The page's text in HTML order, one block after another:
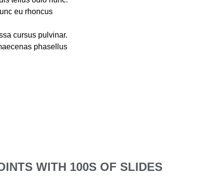
eu rhoncus
cursus pulvinar.
phasellus
WITH 100S OF SLIDES